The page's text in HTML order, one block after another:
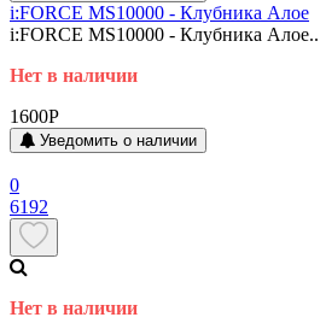
i:FORCE MS10000 - Клубника Алое
i:FORCE MS10000 - Клубника Алое..
Нет в наличии
1600P
Уведомить о наличии
0
6192
Нет в наличии